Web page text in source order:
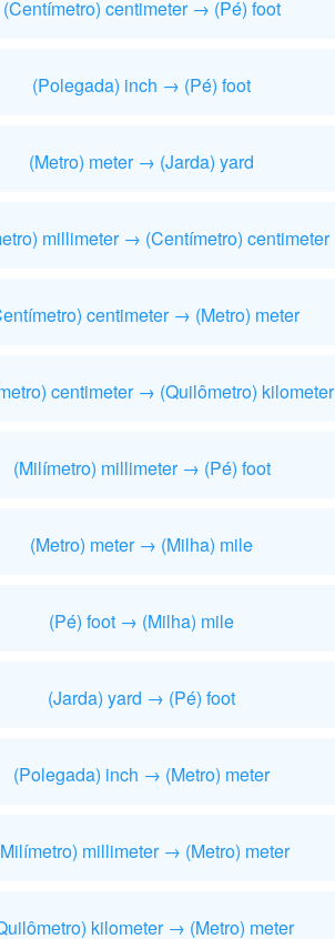
(Centímetro) centimeter → (Pé) foot
(Polegada) inch → (Pé) foot
(Metro) meter → (Jarda) yard
millimeter → (Centímetro) centimeter
centimeter → (Metro) meter
centimeter → (Quilômetro) kilometer
(Milímetro) millimeter → (Pé) foot
(Metro) meter → (Milha) mile
(Pé) foot → (Milha) mile
(Jarda) yard → (Pé) foot
(Polegada) inch → (Metro) meter
millimeter → (Metro) meter
kilometer → (Metro) meter